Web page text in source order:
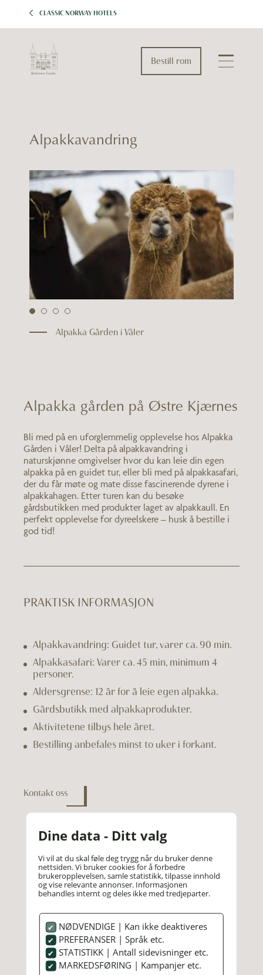
Dine data - Ditt valg
Vi vil at du skal føle deg trygg når du bruker denne
nettsiden. Vi bruker cookies for å forbedre
brukeropplevelsen, samle statistikk, tilpasse innhold
og vise relevante annonser. Informasjonen
behandles internt og deles ikke med tredjeparter.
NØDVENDIGE | Kan ikke deaktiveres
PREFERANSER | Språk etc.
STATISTIKK | Antall sidevisninger etc.
MARKEDSFØRING | Kampanjer etc.
CLASSIC NORWAY HOTELS
Bestill rom
Alpakkavandring
Alpakka Gården i Våler
Alpakka gården på Østre Kjærnes
Bli med på en uforglemmelig opplevelse hos Alpakka
Gården i Våler! Delta på alpakkavandring i
naturskjønne omgivelser hvor du kan leie din egen
alpakka på en guidet tur, eller bli med på alpakkasafari,
der du får møte og mate disse fascinerende dyrene i
alpakkahagen. Etter turen kan du besøke
gårdsbutikken med produkter laget av alpakkaull. En
perfekt opplevelse for dyreelskere – husk å bestille i
god tid!
PRAKTISK INFORMASJON
Alpakkavandring: Guidet tur, varer ca. 90 min.
Alpakkasafari: Varer ca. 45 min, minimum 4
personer.
Aldersgrense: 12 år for å leie egen alpakka.
Gårdsbutikk med alpakkaprodukter.
Aktivitetene tilbys hele året.
Bestilling anbefales minst to uker i forkant.
Kontakt oss
HOTELL REFSNES GODS
Sentralbord 69 27 83 00
post@refsnesgods.no